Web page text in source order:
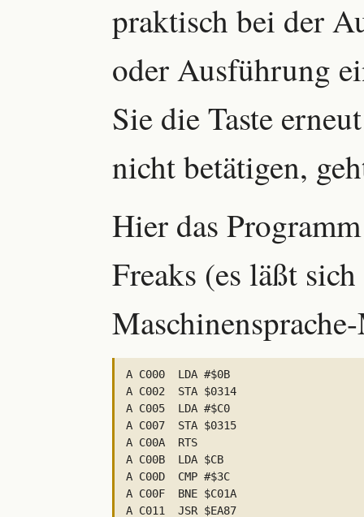
praktisch bei der
oder Ausführung
Sie die Taste
nicht betätigen,
Hier das
Freaks (es läßt
A C000  LDA #$0B
A C002  STA $0314
A C005  LDA #$C0
A C007  STA $0315
A C00A  RTS
A C00B  LDA $CB
A C00D  CMP #$3C
A C00F  BNE $C01A
A C011  JSR $EA87